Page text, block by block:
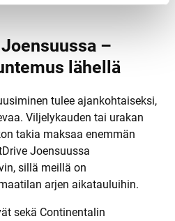
–
lähellä
tulee ajankohtaiseksi,
Viljelykauden tai urakan
takia maksaa enemmän
Joensuussa
sillä meillä on
arjen aikatauluihin.
sekä Continentalin